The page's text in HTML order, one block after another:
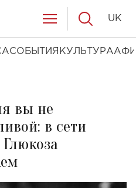
СОБЫТИЯ КУЛЬТУРА
UK
вы не
в сети